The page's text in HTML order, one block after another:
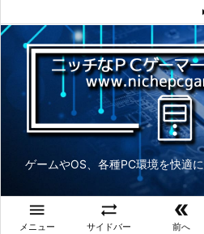
ゲームやOS、各種PC環境を快適

メニュー

サイドバー

前へ